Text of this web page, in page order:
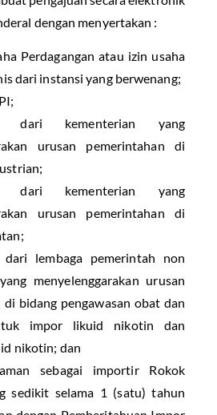
dengan menyertakan :
Perdagangan atau izin usaha
dari instansi yang berwenang;
dari kementerian yang
urusan pemerintahan di
dari kementerian yang
urusan pemerintahan di
dari lembaga pemerintah non
menyelenggarakan urusan
bidang pengawasan obat dan
impor likuid nikotin dan
nikotin; dan
sebagai importir Rokok
sedikit selama 1 (satu) tahun